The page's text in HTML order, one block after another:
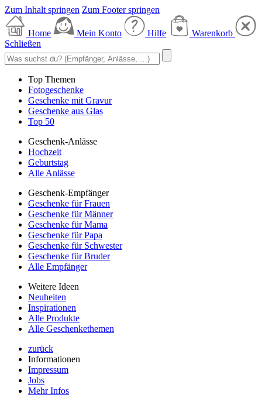
Zum Inhalt springen Zum Footer springen
Home Mein Konto Hilfe
Warenkorb
Schließen
Top Themen
Fotogeschenke
Geschenke mit Gravur
Geschenke aus Glas
Top 50
Geschenk-Anlässe
Hochzeit
Geburtstag
Alle Anlässe
Geschenk-Empfänger
Geschenke für Frauen
Geschenke für Männer
Geschenke für Mama
Geschenke für Papa
Geschenke für Schwester
Geschenke für Bruder
Alle Empfänger
Weitere Ideen
Neuheiten
Inspirationen
Alle Produkte
Alle Geschenkethemen
zurück
Informationen
Impressum
Jobs
Mehr Infos